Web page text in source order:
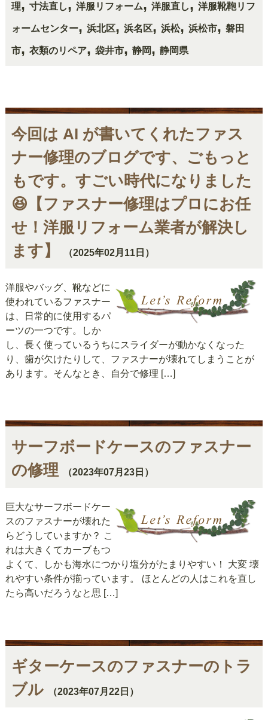
理, 寸法直し, 洋服リフォーム, 洋服直し, 洋服靴鞄リフ
ォームセンター, 浜北区, 浜名区, 浜松, 浜松市, 磐田
市, 衣類のリペア, 袋井市, 静岡, 静岡県
今回は AI が書いてくれたファス
ナー修理のブログです、ごもっと
もです。すごい時代になりました
😆【ファスナー修理はプロにお任
せ！洋服リフォーム業者が解決し
ます】
（2025年02月11日）
洋服やバッグ、靴などに
使われているファスナー
は、日常的に使用するパ
ーツの一つです。しか
し、長く使っているうちにスライダーが動かなくなった
り、歯が欠けたりして、ファスナーが壊れてしまうことが
あります。そんなとき、自分で修理 […]
サーフボードケースのファスナー
の修理
（2023年07月23日）
巨大なサーフボードケー
スのファスナーが壊れた
らどうしていますか？ こ
れは大きくてカーブもつ
よくて、しかも海水につかり塩分がたまりやすい！ 大変 壊
れやすい条件が揃っています。 ほとんどの人はこれを直し
たら高いだろうなと思 […]
ギターケースのファスナーのトラ
ブル
（2023年07月22日）